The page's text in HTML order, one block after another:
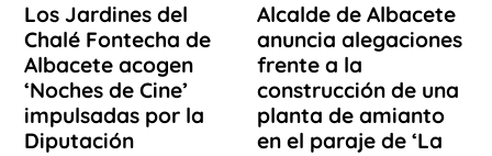
Los Jardines del
Chalé Fontecha de
Albacete acogen
‘Noches de Cine’
impulsadas por la
Diputación
Alcalde de Albacete
anuncia alegaciones
frente a la
construcción de una
planta de amianto
en el paraje de ‘La